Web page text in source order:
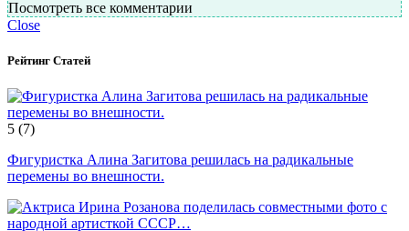
Посмотреть все комментарии
Close
Рейтинг Статей
5 (7)
Фигуристка Алина Загитова решилась на радикальные
перемены во внешности.